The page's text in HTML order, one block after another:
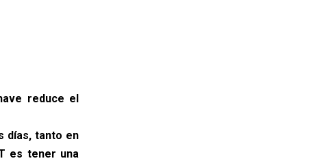
reduce el
días, tanto en
es tener una